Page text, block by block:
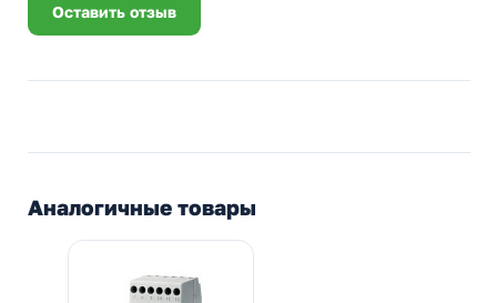
Оставить отзыв
Аналогичные товары